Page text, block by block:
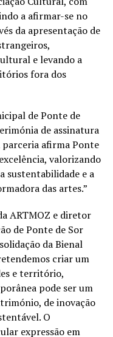
a afirmar-se no
da apresentação de
e levando a
fora dos
de Ponte de
de assinatura
parceria afirma Ponte
valorizando
sustentabilidade e a
das artes.”
ARTMOZ e diretor
de Ponte de Sor
da Bienal
criar um
e território,
pode ser um
de inovação
O
expressão em